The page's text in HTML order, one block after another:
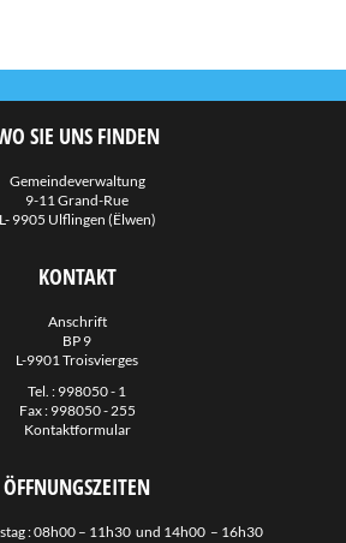
SIE UNS FINDEN
Gemeindeverwaltung
9-11 Grand-Rue
L- 9905 Ulflingen (Ëlwen)
KONTAKT
Anschrift
BP 9
L-9901 Troisvierges
Tel. : 998050 - 1
Fax : 998050 - 255
Kontaktformular
ÖFFNUNGSZEITEN
: 08h00 – 11h30 und 14h00 – 16h30